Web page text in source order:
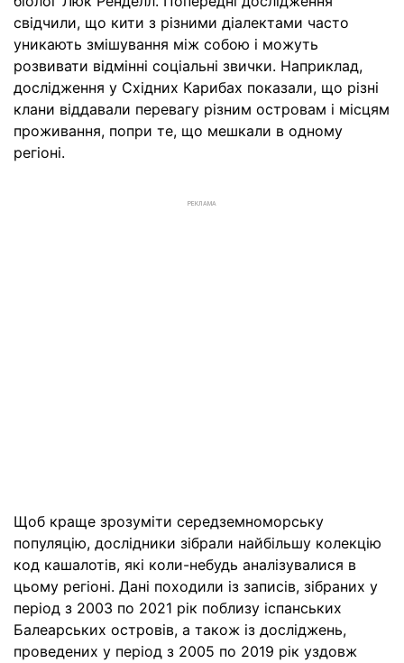
свідчили, що кити з різними діалектами часто
уникають змішування між собою і можуть
розвивати відмінні соціальні звички. Наприклад,
дослідження у Східних Карибах показали, що різні
клани віддавали перевагу різним островам і місцям
проживання, попри те, що мешкали в одному
регіоні.
РЕКЛАМА
Щоб краще зрозуміти середземноморську
популяцію, дослідники зібрали найбільшу колекцію
код кашалотів, які коли-небудь аналізувалися в
цьому регіоні. Дані походили із записів, зібраних у
період з 2003 по 2021 рік поблизу іспанських
Балеарських островів, а також із досліджень,
проведених у період з 2005 по 2019 рік уздовж